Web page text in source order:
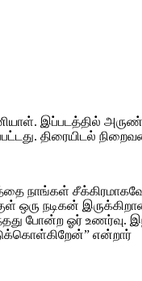
இப்படத்தில்
திரையிடல்
நாங்கள்
ஒரு நடிகன்
போன்ற ஓர்
என்றார்